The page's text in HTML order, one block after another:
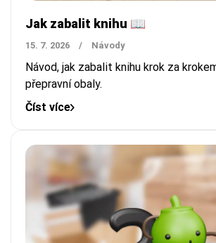
Jak zabalit knihu 📖
15. 7. 2026 / Návody
Návod, jak zabalit knihu krok za
přepravní obaly.
Číst více